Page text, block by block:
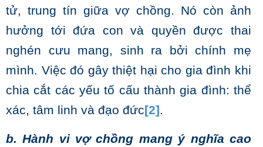
tử, trung tín giữa vợ chồng. Nó còn ảnh
hưởng tới đứa con và quyền được thai
nghén cưu mang, sinh ra bởi chính mẹ
mình. Việc đó gây thiệt hại cho gia đình khi
chia cắt các yếu tố cấu thành gia đình: thể
xác, tâm linh và đạo đức[2].
b. Hành vi vợ chồng mang ýnghĩa cao